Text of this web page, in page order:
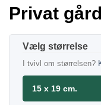
Privat
størrelse
I tvivl om størrelsen?
15 x 19 cm.